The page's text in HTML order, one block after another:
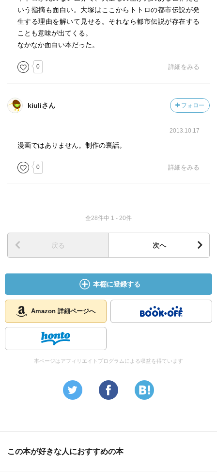
いう指摘も面白い。大塚はここからトトロの都市伝説が発
生する理由を解いて見せる。それなら都市伝説が存在する
ことも意味が出てくる。
なかなか面白い本だった。
0 詳細をみる
kiuliさん フォロー
2013.10.17
漫画ではありません。制作の裏話。
0 詳細をみる
全28件中 1 - 20件
戻る 次へ
本棚に登録する
Amazon 詳細ページへ
本ページはアフィリエイトプログラムによる収益を得ています
この本が好きな人におすすめの本